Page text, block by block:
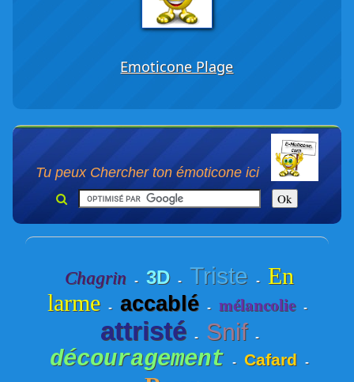
Emoticone Plage
Tu peux Chercher ton émoticone ici
Chagrin - 3D - Triste - En
larme - accablé - mélancolie -
attristé - Snif -
découragement - Cafard -